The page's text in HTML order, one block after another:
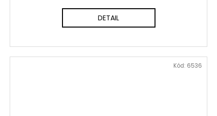
DETAIL
Kód: 6536